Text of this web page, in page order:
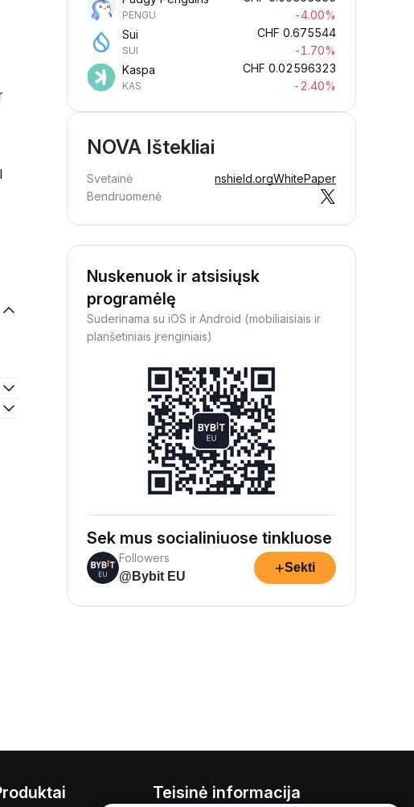
PENGU
-4.00%
Sui
SUI
CHF 0.675544
-1.70%
Kaspa
KAS
CHF 0.02596323
-2.40%
NOVA Ištekliai
Svetainė nshield.orgWhitePaper
Bendruomenė
Nuskenuok ir atsisiųsk
programėlę
Suderinama su iOS ir Android (mobiliaisiais ir
planšetiniais įrenginiais)
Sek mus socialiniuose tinkluose
Followers
@Bybit EU
+Sekti
Teisinė informacija